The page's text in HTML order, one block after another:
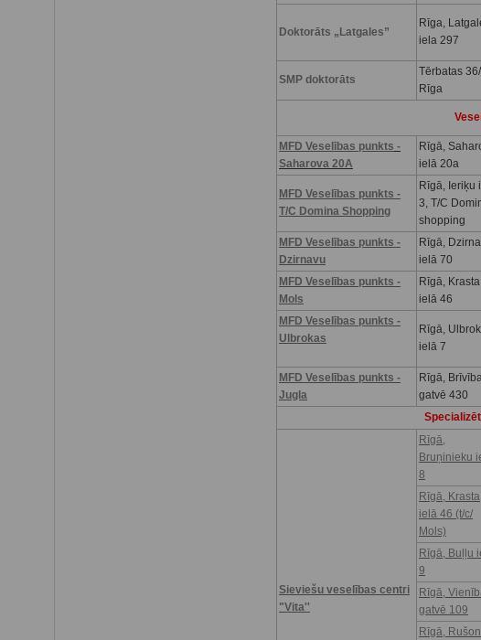
Doktorāts „Latgales”
Rīga,
iela 297
SMP doktorāts
Tērbatas
Rīga
MFD Veselības punkts -
Saharova 20A
Rīgā,
ielā 20a
MFD Veselības punkts -
T/C Domina Shopping
Rīgā, Ieriķu
3, T/C
shopping
MFD Veselības punkts -
Dzirnavu
Rīgā,
ielā 70
MFD Veselības punkts -
Mols
Rīgā, Krasta
ielā 46
MFD Veselības punkts -
Ulbrokas
Rīgā,
ielā 7
MFD Veselības punkts -
Jugla
Rīgā,
gatvē 430
Sieviešu veselības centri
"Vita''
Rīgā,
Bruņinieku
8
Rīgā, Krasta
ielā 46 (t/c/
Mols)
Rīgā, Buļļu
9
Rīgā,
gatvē 109
Rīgā,